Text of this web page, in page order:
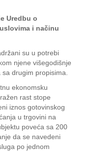
Uredbu o
i načinu
su u potrebi
njene višegodišnje
drugim propisima.
ekonomsku
rast stope
iznos gotovinskog
u trgovini na
poveća sa 200
da se navedeni
po jednom